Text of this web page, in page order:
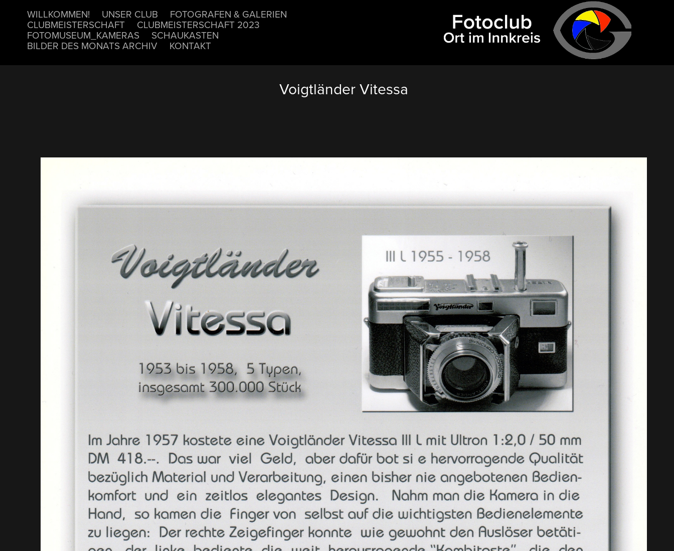
WILLKOMMEN! UNSER CLUB FOTOGRAFEN & GALERIEN
CLUBMEISTERSCHAFT CLUBMEISTERSCHAFT 2023
FOTOMUSEUM_KAMERAS SCHAUKASTEN
BILDER DES MONATS ARCHIV KONTAKT
Voigtländer Vitessa